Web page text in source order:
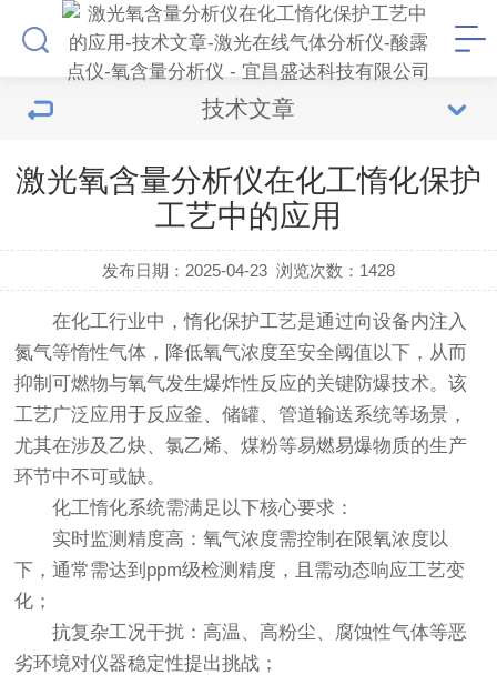
技术文章
激光氧含量分析仪在化工惰化保护
工艺中的应用
发布日期：2025-04-23 浏览次数： 1428
在化工行业中，惰化保护工艺是通过向设备内注入
氮气等惰性气体，降低氧气浓度至安全阈值以下，从而
抑制可燃物与氧气发生爆炸性反应的关键防爆技术。该
工艺广泛应用于反应釜、储罐、管道输送系统等场景，
尤其在涉及乙炔、氯乙烯、煤粉等易燃易爆物质的生产
环节中不可或缺。
化工惰化系统需满足以下核心要求：
实时监测精度高：氧气浓度需控制在限氧浓度以
下，通常需达到ppm级检测精度，且需动态响应工艺变
化；
抗复杂工况干扰：高温、高粉尘、腐蚀性气体等恶
劣环境对仪器稳定性提出挑战；